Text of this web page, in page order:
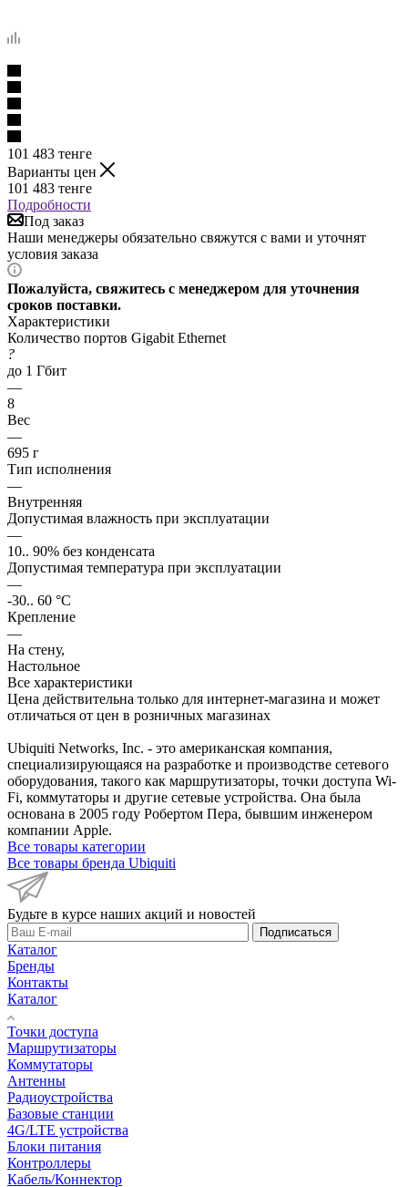
101 483 тенге
Варианты цен
101 483 тенге
Подробности
Под заказ
Наши менеджеры обязательно свяжутся с вами и уточнят
условия заказа
Пожалуйста, свяжитесь с менеджером для уточнения
сроков поставки.
Характеристики
Количество портов Gigabit Ethernet
?
до 1 Гбит
—
8
Вес
—
695 г
Тип исполнения
—
Внутренняя
Допустимая влажность при эксплуатации
—
10.. 90% без конденсата
Допустимая температура при эксплуатации
—
-30.. 60 °С
Крепление
—
На стену,
Настольное
Все характеристики
Цена действительна только для интернет-магазина и может
отличаться от цен в розничных магазинах
Ubiquiti Networks, Inc. - это американская компания,
специализирующаяся на разработке и производстве сетевого
оборудования, такого как маршрутизаторы, точки доступа Wi-
Fi, коммутаторы и другие сетевые устройства. Она была
основана в 2005 году Робертом Пера, бывшим инженером
компании Apple.
Все товары категории
Все товары бренда Ubiquiti
Будьте в курсе наших акций и новостей
Подписаться
Каталог
Бренды
Контакты
Каталог
Точки доступа
Маршрутизаторы
Коммутаторы
Антенны
Радиоустройства
Базовые станции
4G/LTE устройства
Блоки питания
Контроллеры
Кабель/Коннектор